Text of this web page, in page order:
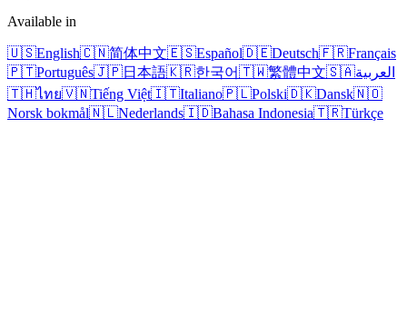
Available in
🇺🇸English🇨🇳简体中文🇪🇸Español🇩🇪Deutsch🇫🇷Français
🇵🇹Português🇯🇵日本語🇰🇷한국어🇹🇼繁體中文🇸🇦العربية
🇹🇭ไทย🇻🇳Tiếng Việt🇮🇹Italiano🇵🇱Polski🇩🇰Dansk🇳🇴
Norsk bokmål🇳🇱Nederlands🇮🇩Bahasa Indonesia🇹🇷Türkçe